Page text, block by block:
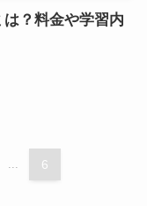
？料金や学習内
6